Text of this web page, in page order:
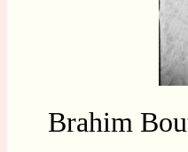
Brahim